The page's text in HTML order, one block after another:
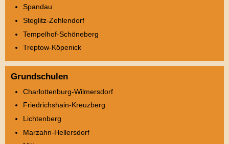
Spandau
Steglitz-Zehlendorf
Tempelhof-Schöneberg
Treptow-Köpenick
Grundschulen
Charlottenburg-Wilmersdorf
Friedrichshain-Kreuzberg
Lichtenberg
Marzahn-Hellersdorf